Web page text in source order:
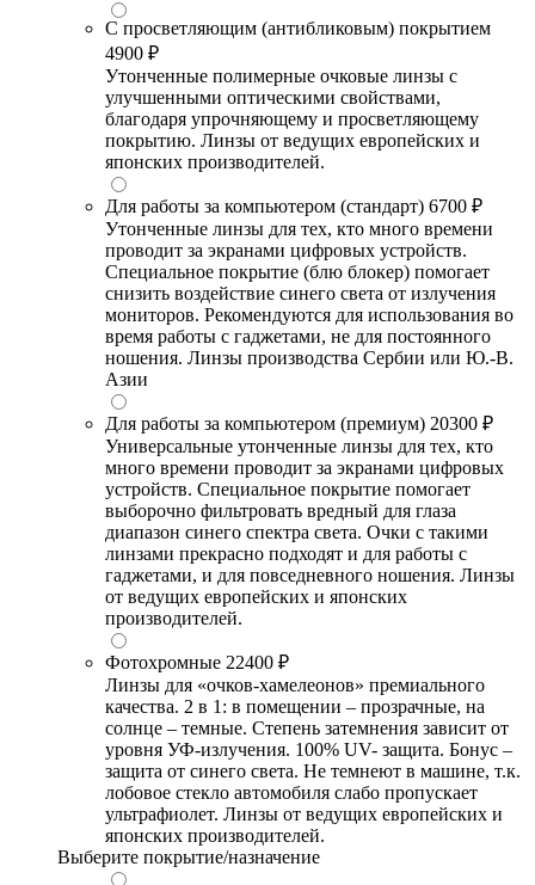
С просветляющим (антибликовым) покрытием
4900 ₽
Утонченные полимерные очковые линзы с
улучшенными оптическими свойствами,
благодаря упрочняющему и просветляющему
покрытию. Линзы от ведущих европейских и
японских производителей.
Для работы за компьютером (стандарт) 6700 ₽
Утонченные линзы для тех, кто много времени
проводит за экранами цифровых устройств.
Специальное покрытие (блю блокер) помогает
снизить воздействие синего света от излучения
мониторов. Рекомендуются для использования во
время работы с гаджетами, не для постоянного
ношения. Линзы производства Сербии или Ю.-В.
Азии
Для работы за компьютером (премиум) 20300 ₽
Универсальные утонченные линзы для тех, кто
много времени проводит за экранами цифровых
устройств. Специальное покрытие помогает
выборочно фильтровать вредный для глаза
диапазон синего спектра света. Очки с такими
линзами прекрасно подходят и для работы с
гаджетами, и для повседневного ношения. Линзы
от ведущих европейских и японских
производителей.
Фотохромные 22400 ₽
Линзы для «очков-хамелеонов» премиального
качества. 2 в 1: в помещении – прозрачные, на
солнце – темные. Степень затемнения зависит от
уровня УФ-излучения. 100% UV- защита. Бонус –
защита от синего света. Не темнеют в машине, т.к.
лобовое стекло автомобиля слабо пропускает
ультрафиолет. Линзы от ведущих европейских и
японских производителей.
Выберите покрытие/назначение